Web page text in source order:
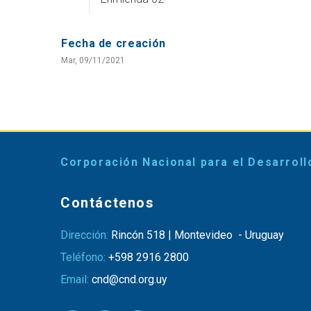
Fecha de creación
Mar, 09/11/2021
Corporación Nacional para el
Contáctenos
Dirección: Rincón 518 | Montevideo - Uruguay
Teléfono: +598 2916 2800
Email: cnd@cnd.org.uy